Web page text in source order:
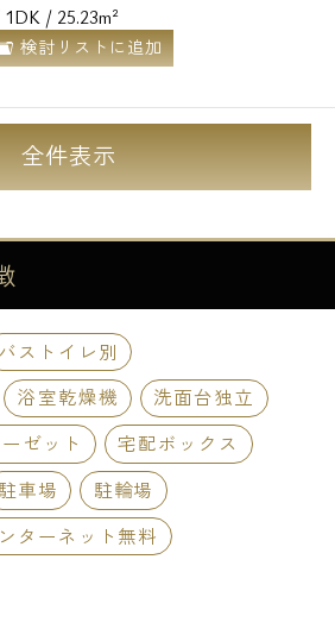
/ 25.23m²
検討リストに追加
全件表示
バストイレ別
浴室乾燥機
洗面台独立
ゼット
宅配ボックス
駐車場
駐輪場
ターネット無料